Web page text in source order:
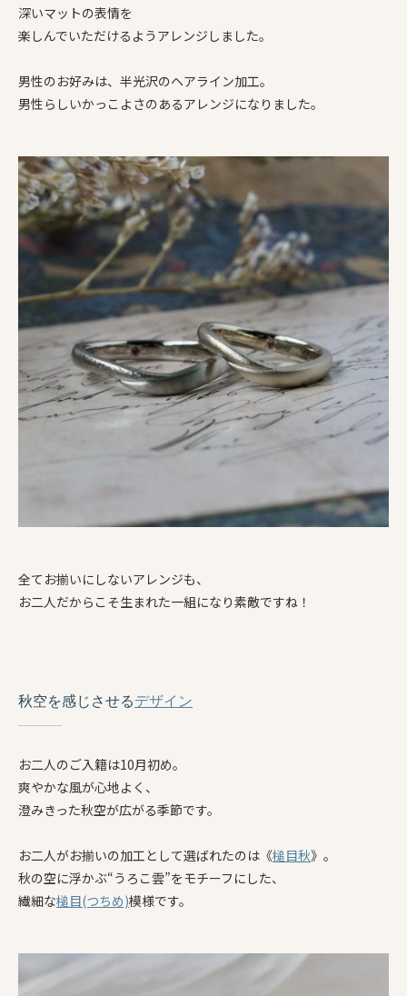
深いマットの表情を
楽しんでいただけるようアレンジしました。
男性のお好みは、半光沢のヘアライン加工。
男性らしいかっこよさのあるアレンジになりました。
全てお揃いにしないアレンジも、
お二人だからこそ生まれた一組になり素敵ですね！
秋空を感じさせるデザイン
お二人のご入籍は10月初め。
爽やかな風が心地よく、
澄みきった秋空が広がる季節です。
お二人がお揃いの加工として選ばれたのは《槌目秋》。
秋の空に浮かぶ“うろこ雲”をモチーフにした、
繊細な槌目(つちめ)模様です。